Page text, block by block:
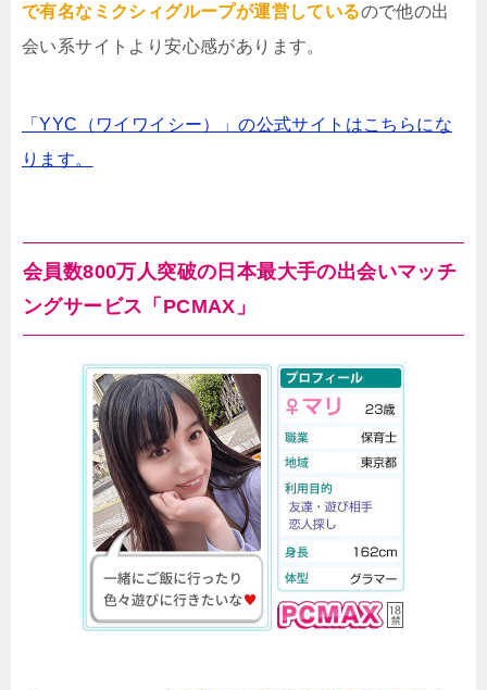
で有名なミクシィグループが運営しているので他の出
会い系サイトより安心感があります。
「YYC（ワイワイシー）」の公式サイトはこちらにな
ります。
会員数800万人突破の日本最大手の出会いマッチ
ングサービス「PCMAX」